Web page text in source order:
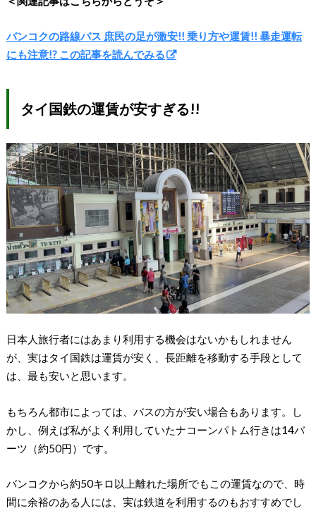
バンコクの路線バス 庶民の足が激安!! 乗り方や運賃!! 暴走運転
にも注意!? この記事を読んでみる
タイ国鉄の運賃が安すぎる!!
日本人旅行者にはあまり利用する機会はないかもしれません
が、実はタイ国鉄は運賃が安く、長距離を移動する手段として
は、最も安いと思います。
もちろん都市によっては、バスの方が安い場合もあります。し
かし、例えば私がよく利用していたナコーンパトム行きは14バ
ーツ（約50円）です。
バンコクから約50キロ以上離れた場所でもこの運賃なので、時
間に余裕のある人には、実は鉄道を利用するのもおすすめでし